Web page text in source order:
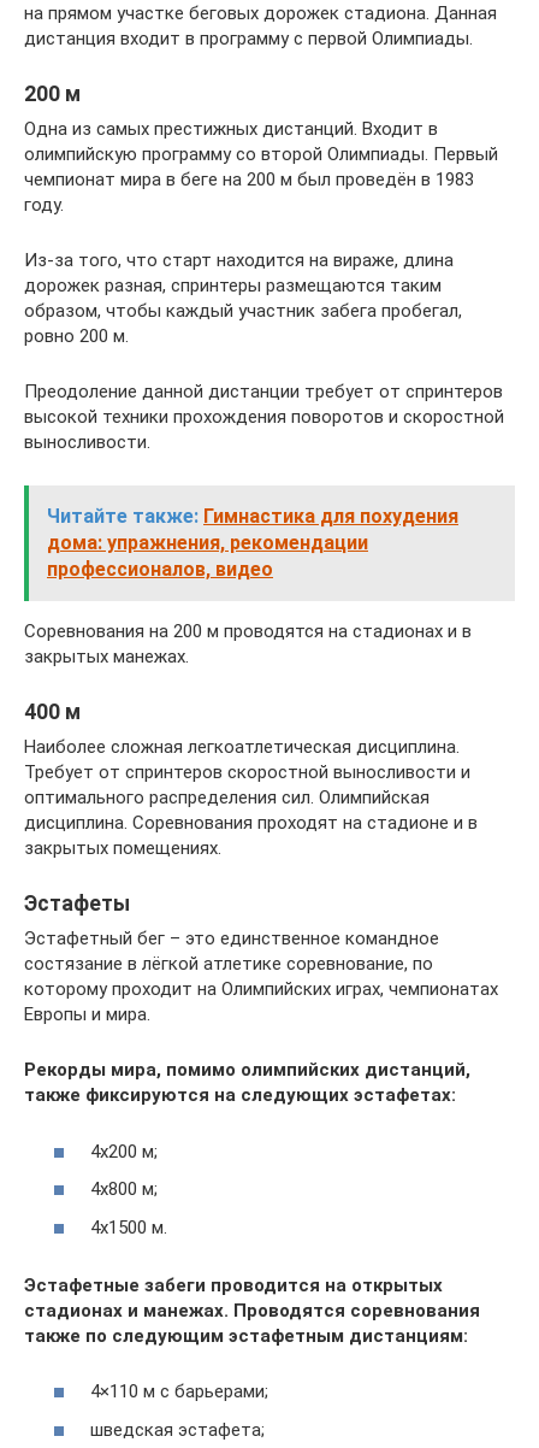
на прямом участке беговых дорожек стадиона. Данная
дистанция входит в программу с первой Олимпиады.
200 м
Одна из самых престижных дистанций. Входит в
олимпийскую программу со второй Олимпиады. Первый
чемпионат мира в беге на 200 м был проведён в 1983
году.
Из-за того, что старт находится на вираже, длина
дорожек разная, спринтеры размещаются таким
образом, чтобы каждый участник забега пробегал,
ровно 200 м.
Преодоление данной дистанции требует от спринтеров
высокой техники прохождения поворотов и скоростной
выносливости.
Читайте также: Гимнастика для похудения
дома: упражнения, рекомендации
профессионалов, видео
Соревнования на 200 м проводятся на стадионах и в
закрытых манежах.
400 м
Наиболее сложная легкоатлетическая дисциплина.
Требует от спринтеров скоростной выносливости и
оптимального распределения сил. Олимпийская
дисциплина. Соревнования проходят на стадионе и в
закрытых помещениях.
Эстафеты
Эстафетный бег – это единственное командное
состязание в лёгкой атлетике соревнование, по
которому проходит на Олимпийских играх, чемпионатах
Европы и мира.
Рекорды мира, помимо олимпийских дистанций,
также фиксируются на следующих эстафетах:
4х200 м;
4х800 м;
4х1500 м.
Эстафетные забеги проводится на открытых
стадионах и манежах. Проводятся соревнования
также по следующим эстафетным дистанциям:
4×110 м с барьерами;
шведская эстафета;